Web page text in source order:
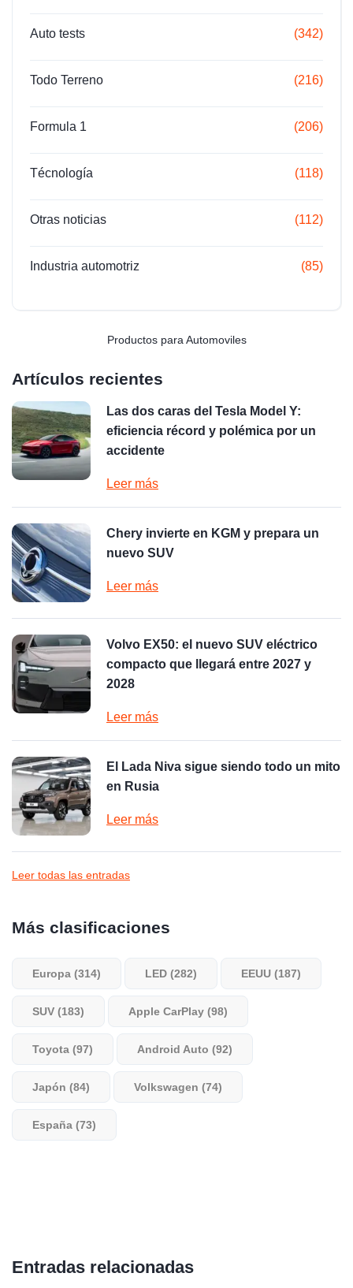
Auto tests (342)
Todo Terreno (216)
Formula 1 (206)
Técnología (118)
Otras noticias (112)
Industria automotriz (85)
Productos para Automoviles
Artículos recientes
Las dos caras del Tesla Model Y:
eficiencia récord y polémica por un
accidente
Leer más
Chery invierte en KGM y prepara un
nuevo SUV
Leer más
Volvo EX50: el nuevo SUV eléctrico
compacto que llegará entre 2027 y
2028
Leer más
El Lada Niva sigue siendo todo un mito
en Rusia
Leer más
Leer todas las entradas
Más clasificaciones
Europa (314) LED (282) EEUU (187)
SUV (183) Apple CarPlay (98)
Toyota (97) Android Auto (92)
Japón (84) Volkswagen (74)
España (73)
Entradas relacionadas